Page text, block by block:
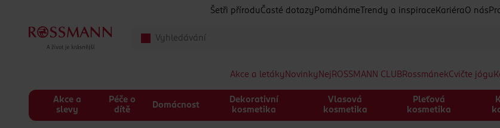
Šetři přírodu Časté dotazy Pomáháme Trendy a inspirace Kariéra O nás
Akce a letáky Novinky Nej ROSSMANN CLUBRossmánekCvičte jógu
Akce a
slevy
Péče o
dítě
Domácnost
Dekorativní
kosmetika
Vlasová
kosmetika
Pleťová
kosmetika